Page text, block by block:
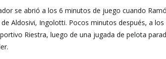
se abrió a los 6 minutos de juego cuando
Aldosivi, Ingolotti. Pocos minutos después, a
Riestra, luego de una jugada de pelota